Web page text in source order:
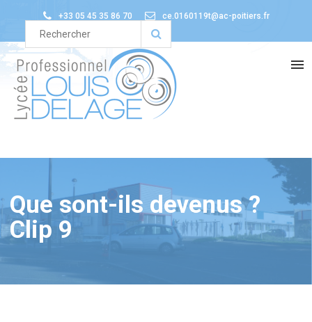
+33 05 45 35 86 70 ce.0160119t@ac-poitiers.fr
Que sont-ils devenus ?
Clip 9